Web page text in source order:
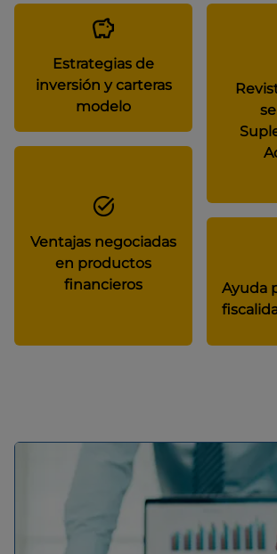
Estrategias de
inversión y carteras
modelo
Ventajas negociadas
en productos
financieros
Ayuda